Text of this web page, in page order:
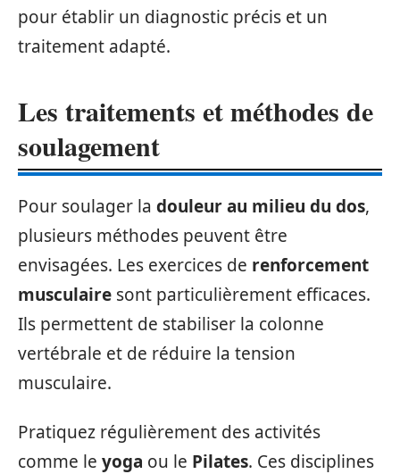
pour établir un diagnostic précis et un
traitement adapté.
Les traitements et méthodes de
soulagement
Pour soulager la douleur au milieu du dos,
plusieurs méthodes peuvent être
envisagées. Les exercices de renforcement
musculaire sont particulièrement efficaces.
Ils permettent de stabiliser la colonne
vertébrale et de réduire la tension
musculaire.
Pratiquez régulièrement des activités
comme le yoga ou le Pilates. Ces disciplines